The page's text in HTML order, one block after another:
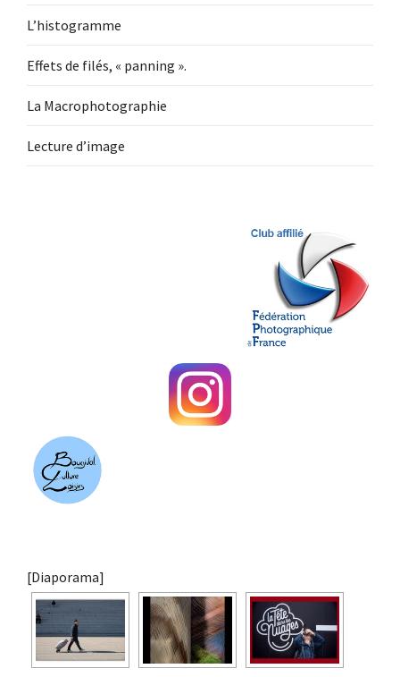
L’histogramme
Effets de filés, « panning ».
La Macrophotographie
Lecture d’image
[Diaporama]